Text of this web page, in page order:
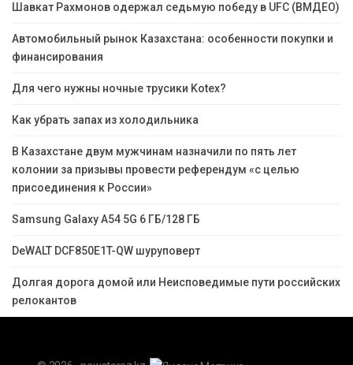
Шавкат Рахмонов одержал седьмую победу в UFC (ВМДЕО)
Автомобильный рынок Казахстана: особенности покупки и
финансирования
Для чего нужны ночные трусики Kotex?
Как убрать запах из холодильника
В Казахстане двум мужчинам назначили по пять лет
колонии за призывы провести референдум «с целью
присоединения к России»
Samsung Galaxy A54 5G 6 ГБ/128 ГБ
DeWALT DCF850E1T-QW шуруповерт
Долгая дорога домой или Неисповедимые пути российских
релокантов